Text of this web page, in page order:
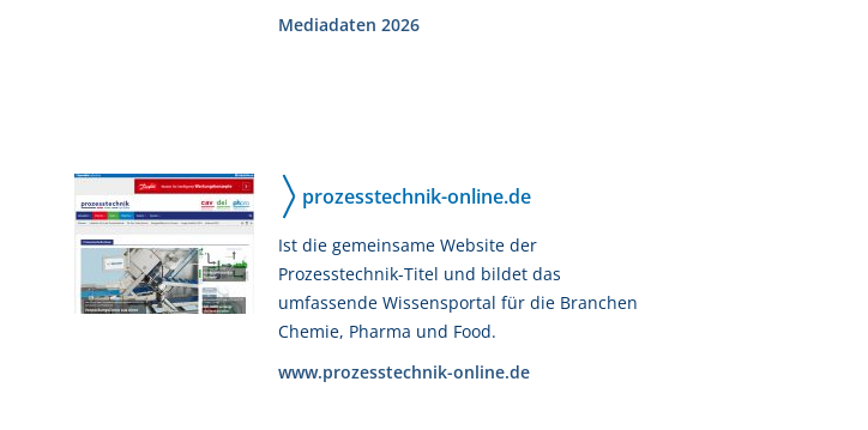
Mediadaten 2026
prozesstechnik-online.de
Ist die gemeinsame Website der
Prozesstechnik-Titel und bildet das
umfassende Wissensportal für die Branchen
Chemie, Pharma und Food.
www.prozesstechnik-online.de